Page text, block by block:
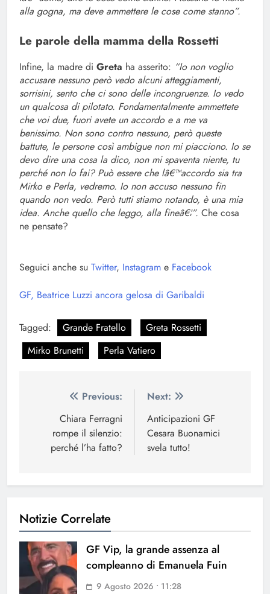
alla gogna, ma deve ammettere le cose come stanno”.
Le parole della mamma della Rossetti
Infine, la madre di Greta ha asserito: “Io non voglio
accusare nessuno però vedo alcuni atteggiamenti,
sorrisini, sento che ci sono delle incongruenze. Io vedo
un qualcosa di pilotato. Fondamentalmente ammettete
che voi due, fuori avete un accordo e a me va
benissimo. Non sono contro nessuno, però queste
battute, le persone così ambigue non mi piacciono. Io se
devo dire una cosa la dico, non mi spaventa niente, tu
perché non lo fai? Può essere che lâ€™accordo sia tra
Mirko e Perla, vedremo. Io non accuso nessuno fin
quando non vedo. Però tutti stiamo notando, è una mia
idea. Anche quello che leggo, alla fineâ€¦”. Che cosa
ne pensate?
Seguici anche su Twitter, Instagram e Facebook
GF, Beatrice Luzzi ancora gelosa di Garibaldi
Tagged: Grande Fratello
Greta Rossetti
Mirko Brunetti
Perla Vatiero
Navigazione
articoli
Previous:
Chiara Ferragni
rompe il silenzio:
perché l’ha fatto?
Next:
Anticipazioni GF
Cesara Buonamici
svela tutto!
Notizie Correlate
GF Vip, la grande assenza al
compleanno di Emanuela Fuin
9 Agosto 2026 • 11:28